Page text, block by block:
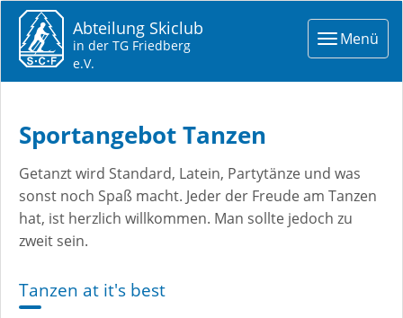
Toggle
Menü
Abteilung Skiclub
in der TG Friedberg
e.V.
Sportangebot Tanzen
Getanzt wird Standard, Latein, Partytänze und was
sonst noch Spaß macht. Jeder der Freude am Tanzen
hat, ist herzlich willkommen. Man sollte jedoch zu
zweit sein.
Tanzen at it's best